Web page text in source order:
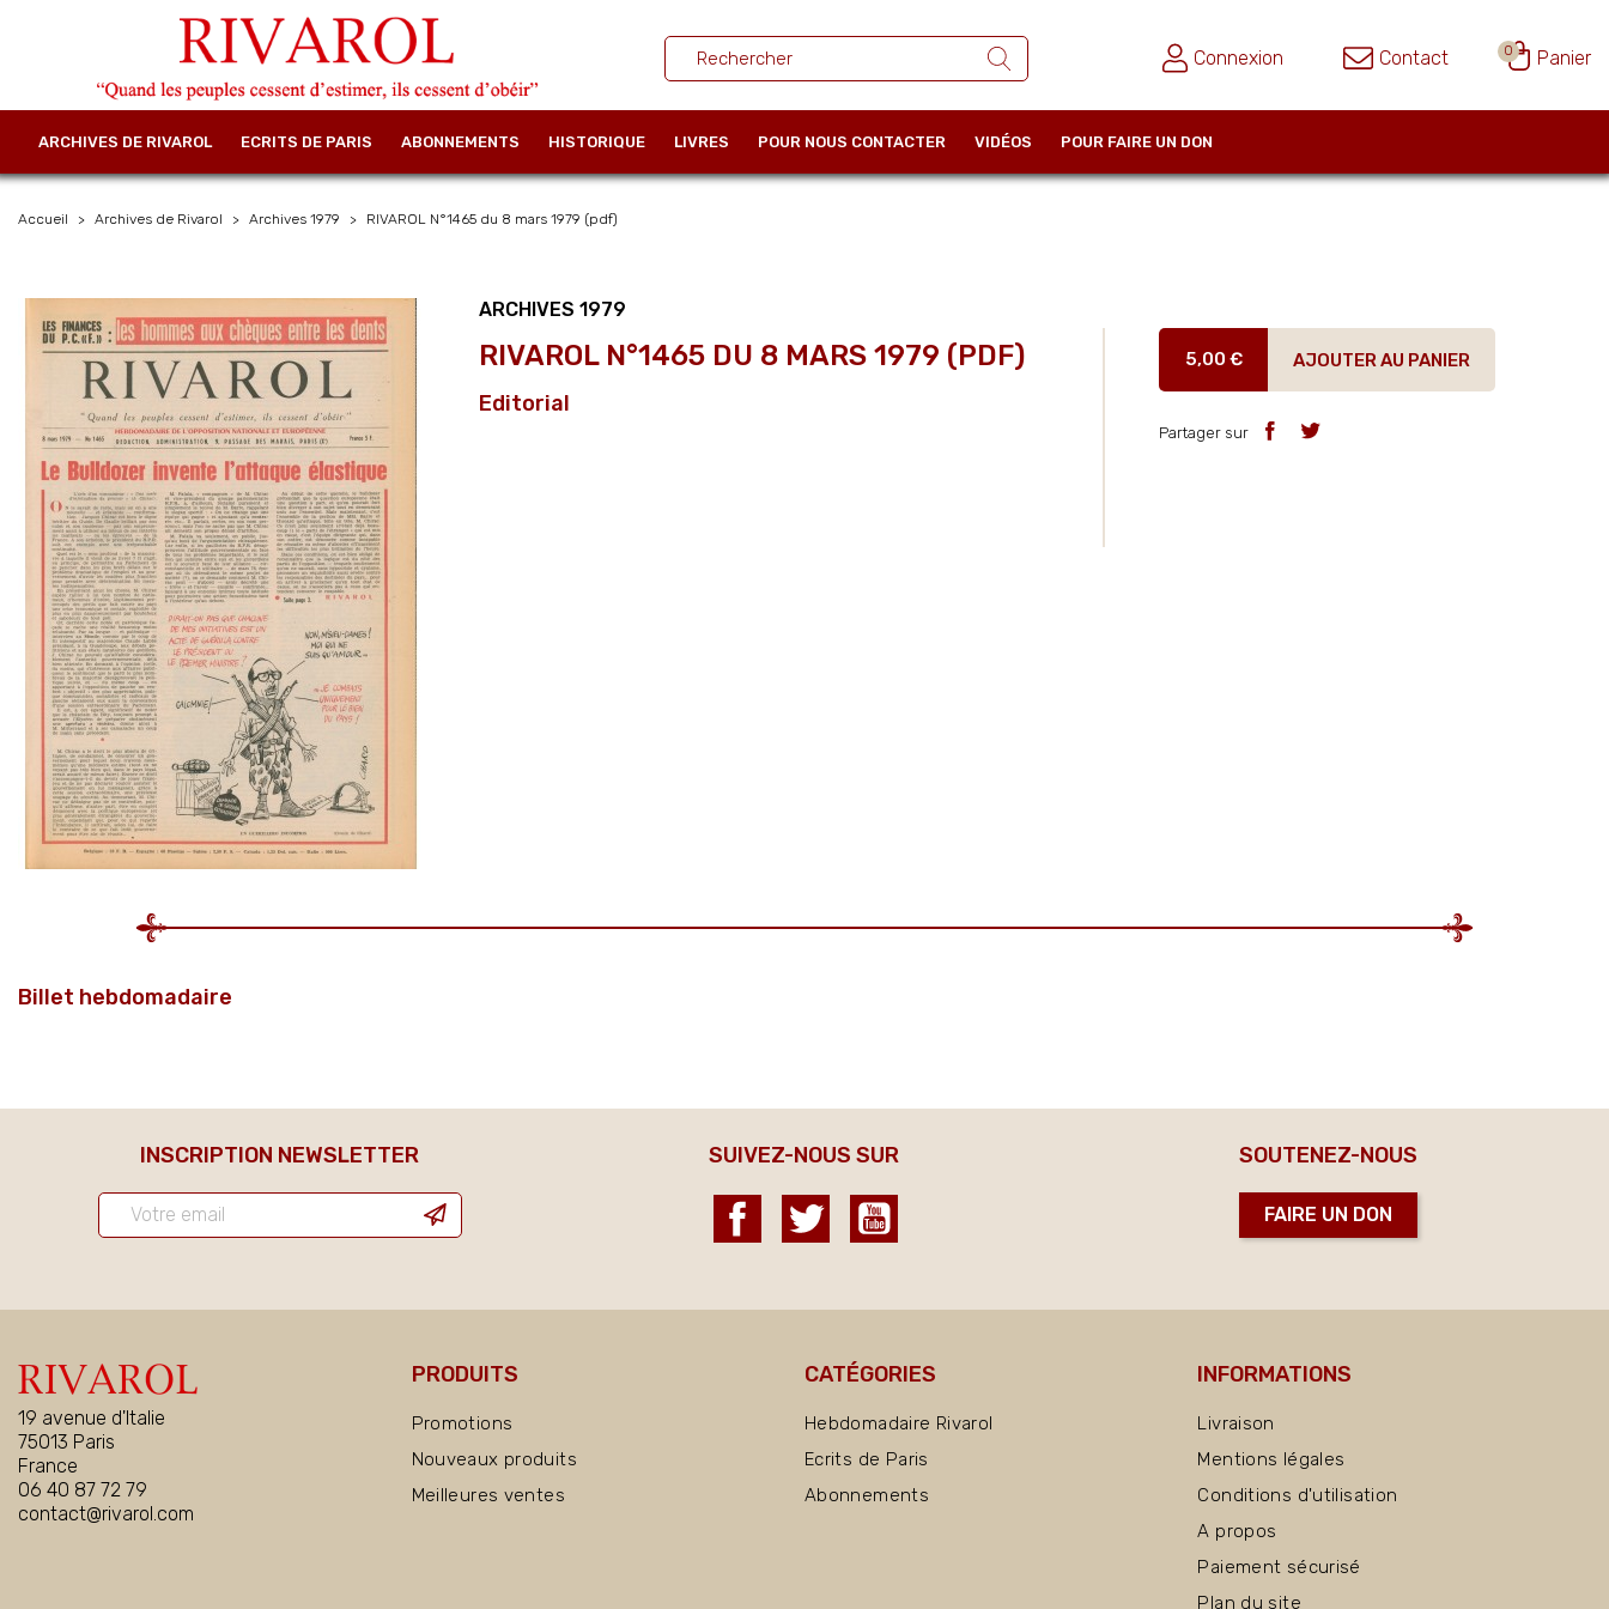
Connexion Contact 0 Panier
ARCHIVES DE RIVAROL ECRITS DE PARIS ABONNEMENTS HISTORIQUE LIVRES POUR NOUS CONTACTER VIDÉOS POUR FAIRE UN DON
Accueil Archives de Rivarol Archives 1979 RIVAROL N°1465 du 8 mars 1979 (pdf)
ARCHIVES 1979
RIVAROL N°1465 DU 8 MARS 1979 (PDF)
Editorial
5,00 € AJOUTER AU PANIER
Partager sur
Billet hebdomadaire
INSCRIPTION NEWSLETTER SUIVEZ-NOUS SUR
Facebook Twitter
SOUTENEZ-NOUS
FAIRE UN DON
19 avenue d'Italie
75013 Paris
France
06 40 87 72 79
contact@rivarol.com
PRODUITS
Promotions
Nouveaux produits
Meilleures ventes
CATÉGORIES
Hebdomadaire Rivarol
Ecrits de Paris
Abonnements
INFORMATIONS
Livraison
Mentions légales
Conditions d'utilisation
A propos
Paiement sécurisé
Plan du site